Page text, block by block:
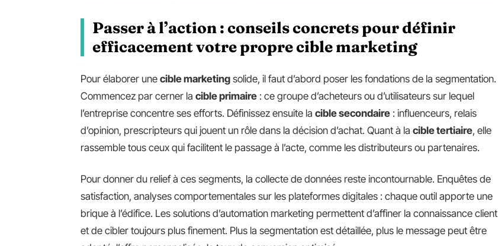
Passer à l’action : conseils concrets pour définir
efficacement votre propre cible marketing
Pour élaborer une cible marketing solide, il faut d’abord poser les fondations de la segmentation.
Commencez par cerner la cible primaire : ce groupe d’acheteurs ou d’utilisateurs sur lequel
l’entreprise concentre ses efforts. Définissez ensuite la cible secondaire : influenceurs, relais
d’opinion, prescripteurs qui jouent un rôle dans la décision d’achat. Quant à la cible tertiaire, elle
rassemble tous ceux qui facilitent le passage à l’acte, comme les distributeurs ou partenaires.
Pour donner du relief à ces segments, la collecte de données reste incontournable. Enquêtes de
satisfaction, analyses comportementales sur les plateformes digitales : chaque outil apporte une
brique à l’édifice. Les solutions d’automation marketing permettent d’affiner la connaissance client
et de cibler toujours plus finement. Plus la segmentation est détaillée, plus le message peut être